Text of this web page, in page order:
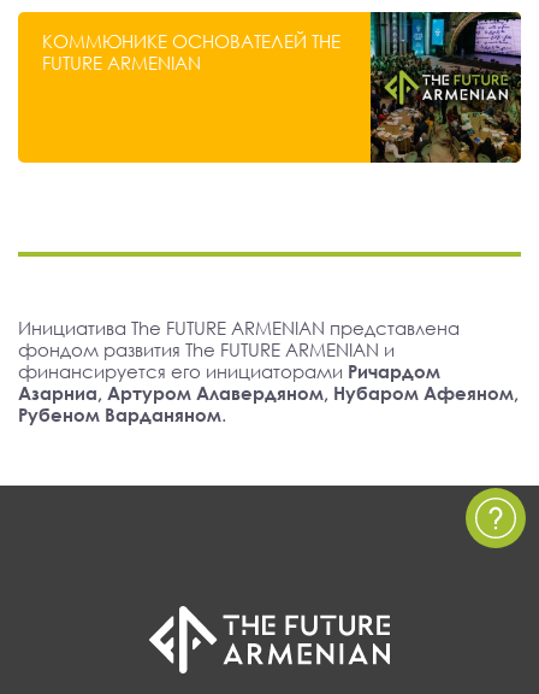
КОММЮНИКЕ ОСНОВАТЕЛЕЙ THE
FUTURE ARMENIAN
Инициатива The FUTURE ARMENIAN представлена
фондом развития The FUTURE ARMENIAN и
финансируется его инициаторами Ричардом
Азарниа, Артуром Алавердяном, Нубаром Афеяном,
Рубеном Варданяном.